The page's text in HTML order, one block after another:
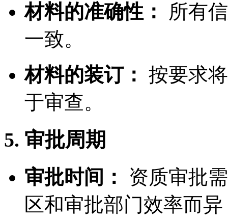
材料的准确性：
所有
一致。
材料的装订： 按要求
于审查。
5. 审批周期
审批时间：
资质审批
区和审批部门效率而